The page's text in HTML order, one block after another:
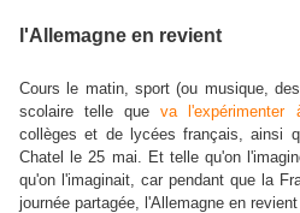
l'Allemagne en revient
Cours le matin, sport (ou musique,
scolaire telle que
va l'expérimenter
collèges et de lycées français, ainsi
Chatel le 25 mai. Et telle qu'on
qu'on l'imaginait, car pendant que la
journée partagée, l'Allemagne en